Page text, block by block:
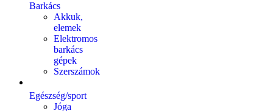
Barkács
Akkuk,
elemek
Elektromos
barkács
gépek
Szerszámok
Egészség/sport
Jóga